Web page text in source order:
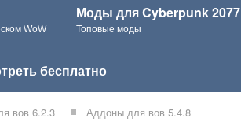
WoW
Моды для Cyberpunk 2077
Топовые моды
бесплатно
вов 6.2.3 Аддоны для вов 5.4.8